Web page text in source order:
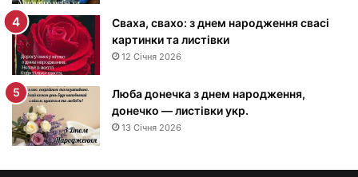
д
ж
е
н
н
я
у
ж
Сваха, свахо: з днем народження свасі
картинки та листівки
12 Січня 2026
Люба донечка з днем народження,
донечко — листівки укр.
13 Січня 2026